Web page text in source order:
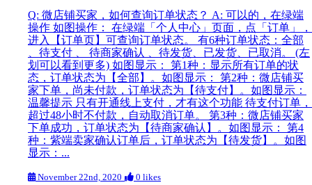
Q: 微店铺买家，如何查询订单状态？ A: 可以的，在绿端
操作 如图操作： 在绿端「个人中心」页面，点「订单」，
进入【订单页】可查询订单状态。 有6种订单状态：全部
、待支付 、 待商家确认 、待发货、已发货、已取消。 (左
划可以看到更多) 如图显示： 第1种：显示所有订单的状
态，订单状态为【全部】。如图显示： 第2种：微店铺买
家下单，尚未付款，订单状态为【待支付】。如图显示：
温馨提示 只有开通线上支付，才有这个功能 待支付订单，
超过48小时不付款，自动取消订单。 第3种：微店铺买家
下单成功，订单状态为【待商家确认】。如图显示： 第4
种：紫端卖家确认订单后，订单状态为【待发货】。如图
显示：...
November 22nd, 2020 0 likes